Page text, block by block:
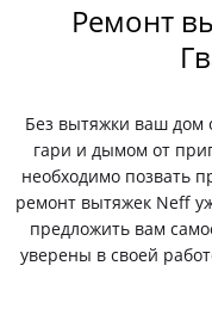
Ремонт
Без вытяжки ваш дом
гари и дымом от
необходимо позвать
ремонт вытяжек Neff
предложить вам
уверены в своей